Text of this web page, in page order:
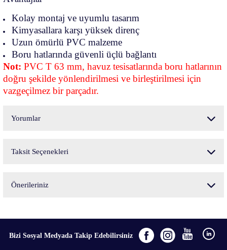
Kolay montaj ve uyumlu tasarım
Kimyasallara karşı yüksek direnç
Uzun ömürlü PVC malzeme
Boru hatlarında güvenli üçlü bağlantı
Not: PVC T 63 mm, havuz tesisatlarında boru hatlarının
doğru şekilde yönlendirilmesi ve birleştirilmesi için
vazgeçilmez bir parçadır.
Yorumlar
Taksit Seçenekleri
Önerileriniz
Görüş ve önerileriniz için teşekkür ederiz.
Bizi Sosyal Medyada Takip Edebilirsiniz